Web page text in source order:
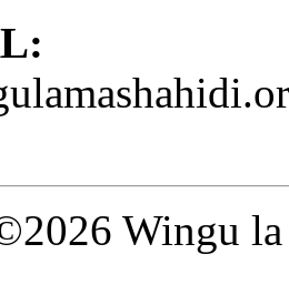
Wingu la